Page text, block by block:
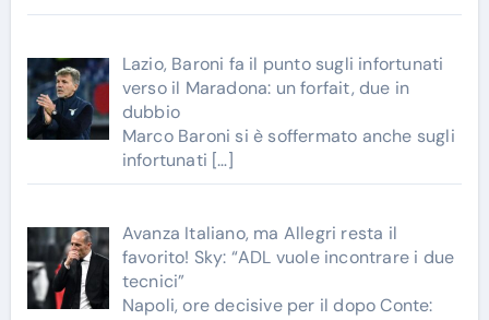
Lazio, Baroni fa il punto sugli infortunati
verso il Maradona: un forfait, due in
dubbio
Marco Baroni si è soffermato anche sugli
infortunati […]
Avanza Italiano, ma Allegri resta il
favorito! Sky: “ADL vuole incontrare i due
tecnici”
Napoli, ore decisive per il dopo Conte: